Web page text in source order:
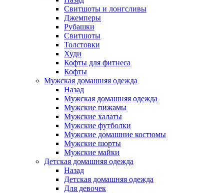
Свитшоты и лонгсливы
Джемперы
Рубашки
Свитшоты
Толстовки
Худи
Кофты для фитнеса
Кофты
Мужская домашняя одежда
Назад
Мужская домашняя одежда
Мужские пижамы
Мужские халаты
Мужские футболки
Мужские домашние костюмы
Мужские шорты
Мужские майки
Детская домашняя одежда
Назад
Детская домашняя одежда
Для девочек